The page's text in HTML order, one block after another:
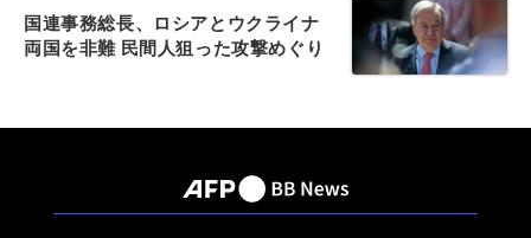
国連事務総長、ロシアとウクライナ
両国を非難 民間人狙った攻撃めぐり